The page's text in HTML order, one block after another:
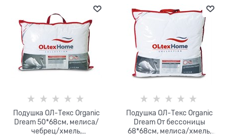
Подушка ОЛ-Текс Organic
Dream 50*68см, мелиса/
чебрец/хмель,
Подушка ОЛ-Текс Organic
Dream От бессоницы
68*68см, мелиса/хмель,